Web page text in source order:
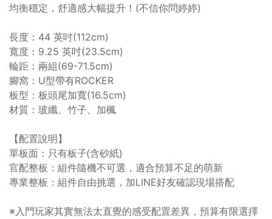
均衡穩定，舒適感大幅提升！(不信你問婷婷)
長度：44 英吋(112cm)
寬度：9.25 英吋(23.5cm)
輪距：兩組(69-71.5cm)
腳窩：U型帶有ROCKER
板型：板頭尾加寬(16.5cm)
材質：玻纖、竹子、加楓
【配置說明】
單板面：只有板子(含砂紙)
官配整板：組件隨機不可選，適合預算不足的萌新
專業整板：組件自由挑選，加LINE好友確認現場搭配
※入門玩家其實無法太直覺的感受配置差異，預算有限選擇